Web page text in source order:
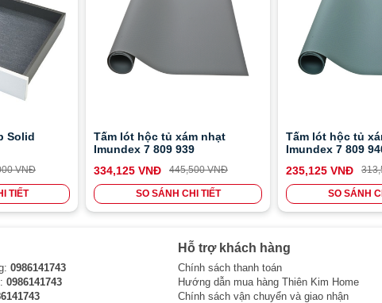
Solid
VNĐ
TIẾT
Tấm lót hộc tủ xám nhạt
Imundex 7 809 939
334,125 VNĐ
445,500 VNĐ
SO SÁNH CHI TIẾT
Tấm lót hộc tủ
Imundex 7 809
235,125 VNĐ
SO SÁNH
0986141743
0986141743
Hỗ trợ khách hàng
Chính sách thanh toán
Hướng dẫn mua hàng Thiên Kim Home
Chính sách vận chuyển và giao nhận